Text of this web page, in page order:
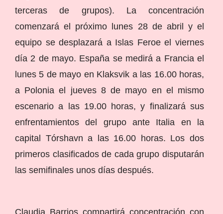
terceras de grupos). La concentración
comenzará el próximo lunes 28 de abril y el
equipo se desplazará a Islas Feroe el viernes
día 2 de mayo. España se medirá a Francia el
lunes 5 de mayo en Klaksvik a las 16.00 horas,
a Polonia el jueves 8 de mayo en el mismo
escenario a las 19.00 horas, y finalizará sus
enfrentamientos del grupo ante Italia en la
capital Tórshavn a las 16.00 horas. Los dos
primeros clasificados de cada grupo disputarán
las semifinales unos días después.
Claudia Barrios compartirá concentración con